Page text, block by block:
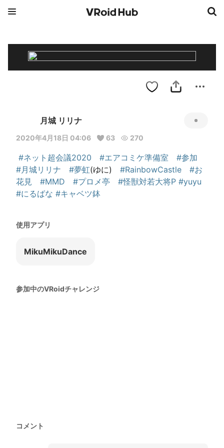
月城 リリナ
2020年4月18日 04:06 63 270
#ネット超会議2020 #エアコミケ準備室
#参加
#月城リリナ
#夢虹(ゆに) #RainbowCastle
#お
花見
#MMD #プロメ亭 #怪獣対若大将P #yuyu
#にるばな #キャベツ鉢
使用アプリ
MikuMikuDance
参加中のVRoidチャレンジ
コメント